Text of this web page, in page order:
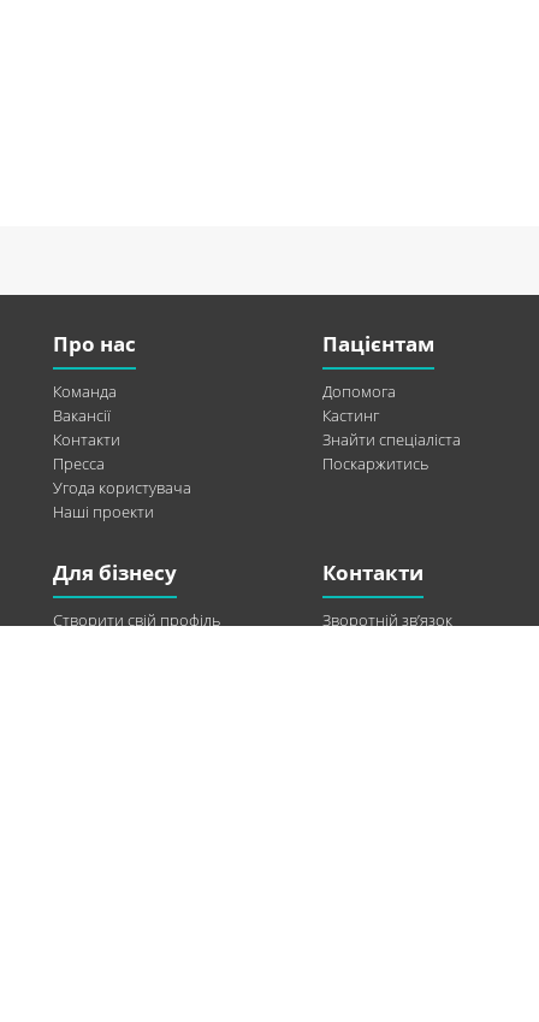
Про нас
Команда
Вакансії
Контакти
Пресса
Угода користувача
Наші проекти
Пацієнтам
Допомога
Кастинг
Знайти спеціаліста
Поскаржитись
Для бізнесу
Створити свій профіль
Контакти
Зворотній зв’язок